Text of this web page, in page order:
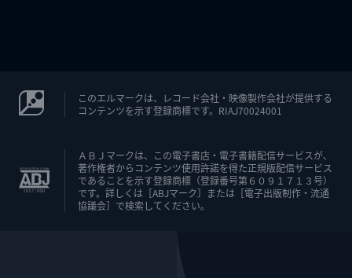
このエルマークは、レコード会社・映像製作会社が提供する
コンテンツを示す登録商標です。RIAJ70024001
ＡＢＪマークは、この電子書店・電子書籍配信サービスが、
著作権者からコンテンツ使用許諾を得た正規版配信サービス
であることを示す登録商標（登録番号第６０９１７１３号）
です。詳しくは［ABJマーク］または［電子出版制作・流通
協議会］で検索してください。